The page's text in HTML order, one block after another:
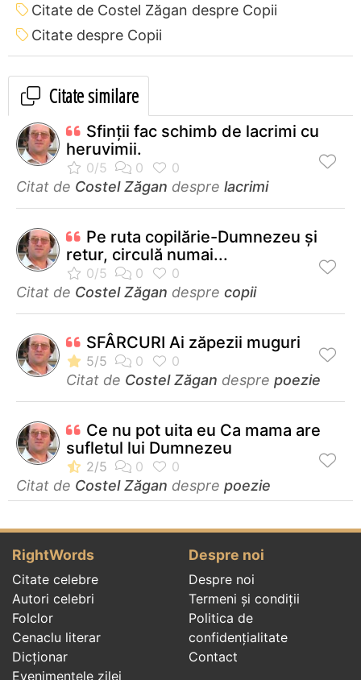
Citate de Costel Zăgan despre Copii
Citate despre Copii
Citate similare
Sfinţii fac schimb de lacrimi cu
heruvimii.
Citat de Costel Zăgan despre lacrimi
Pe ruta copilărie-Dumnezeu şi
retur, circulă numai...
Citat de Costel Zăgan despre copii
SFÂRCURI Ai zăpezii muguri
Citat de Costel Zăgan despre poezie
Ce nu pot uita eu Ca mama are
sufletul lui Dumnezeu
Citat de Costel Zăgan despre poezie
RightWords
Citate celebre
Autori celebri
Folclor
Cenaclu literar
Dicționar
Evenimentele zilei
Despre noi
Despre noi
Termeni și condiții
Politica de
confidenţialitate
Contact